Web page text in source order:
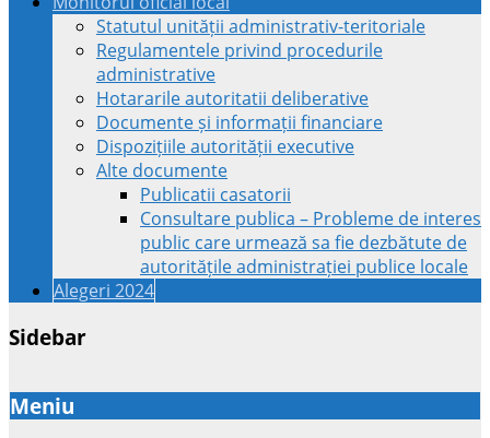
Statutul unității administrativ-teritoriale
Regulamentele privind procedurile
administrative
Hotararile autoritatii deliberative
Documente și informații financiare
Dispozițiile autorității executive
Alte documente
Publicatii casatorii
Consultare publica – Probleme de interes
public care urmează sa fie dezbătute de
autoritățile administrației publice locale
Alegeri 2024
Sidebar
Meniu